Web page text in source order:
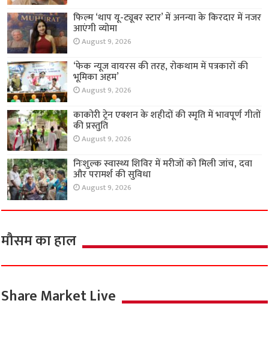
फिल्म ‘थाप यू-ट्यूबर स्टार’ में अनन्या के किरदार में नजर
आएंगी व्योमा
August 9, 2026
‘फेक न्यूज वायरस की तरह, रोकथाम में पत्रकारों की
भूमिका अहम’
August 9, 2026
काकोरी ट्रेन एक्शन के शहीदों की स्मृति में भावपूर्ण गीतों
की प्रस्तुति
August 9, 2026
निःशुल्क स्वास्थ्य शिविर में मरीजों को मिली जांच, दवा
और परामर्श की सुविधा
August 9, 2026
मौसम का हाल
Share Market Live